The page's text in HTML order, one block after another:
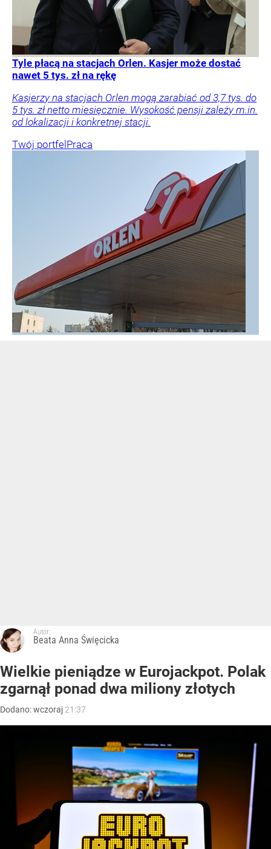
Tyle płacą na stacjach Orlen. Kasjer może dostać
nawet 5 tys. zł na rękę
Kasjerzy na stacjach Orlen mogą zarabiać od 3,7 tys. do
5 tys. zł netto miesięcznie. Wysokość pensji zależy m.in.
od lokalizacji i konkretnej stacji.
Twój portfel Praca
Autor:
Beata Anna Święcicka
Wielkie pieniądze w Eurojackpot. Polak
zgarnął ponad dwa miliony złotych
Dodano:wczoraj 21:37